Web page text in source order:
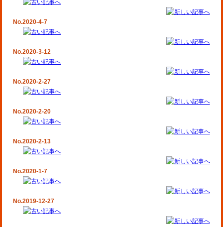
No.2020-4-7
No.2020-3-12
No.2020-2-27
No.2020-2-20
No.2020-2-13
No.2020-1-7
No.2019-12-27